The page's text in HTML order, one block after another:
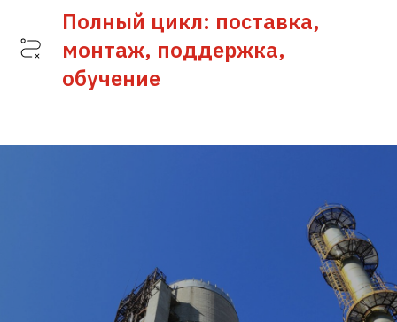
Полный цикл: поставка,
монтаж, поддержка,
обучение